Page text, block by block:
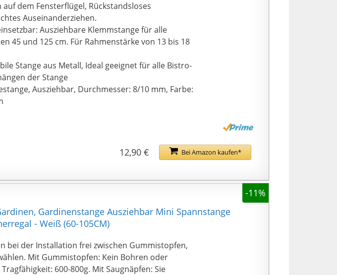
auf dem Fensterflügel, Rückstandsloses
Auseinanderziehen.
Ausziehbare Klemmstange für alle
45 und 125 cm. Für Rahmenstärke von 13 bis 18
Stange aus Metall, Ideal geeignet für alle Bistro-
der Stange
Ausziehbar, Durchmesser: 8/10 mm, Farbe:
Bei Amazon kaufen*
12,90 €
-11%
Gardinenstange Ausziehbar Mini Spannstange
- Weiß (60-105CM)
bei der Installation frei zwischen Gummistopfen,
Mit Gummistopfen: Kein Bohren oder
600-800g. Mit Saugnäpfen: Sie